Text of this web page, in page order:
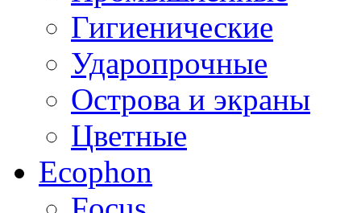
Гигиенические
Ударопрочные
Острова и экраны
Цветные
Ecophon